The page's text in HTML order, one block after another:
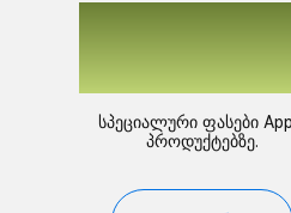
Apple
Promo
სპეციალური ფასები
პროდუქტებზე.